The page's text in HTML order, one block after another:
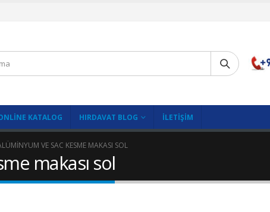
KATALOG HIRDAVAT BLOG İLETIŞIM
VE SAC KESME MAKASI SOL
makası sol